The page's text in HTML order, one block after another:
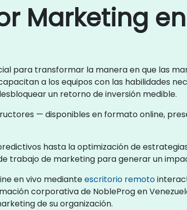
Marketing
para transformar la manera en que las
a los equipos con las habilidades
un retorno de inversión medible.
— disponibles en formato online,
hasta la optimización de
trabajo de marketing para generar un
en vivo medianteescritorio remoto
corporativa de NobleProg en
de su organización.